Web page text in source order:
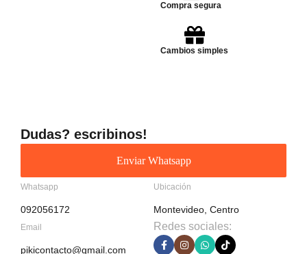
Compra segura
Cambios simples
Dudas? escribinos!
Enviar Whatsapp
Whatsapp
092056172
Email
pikicontacto@gmail.com
Ubicación
Montevideo, Centro
Redes sociales: